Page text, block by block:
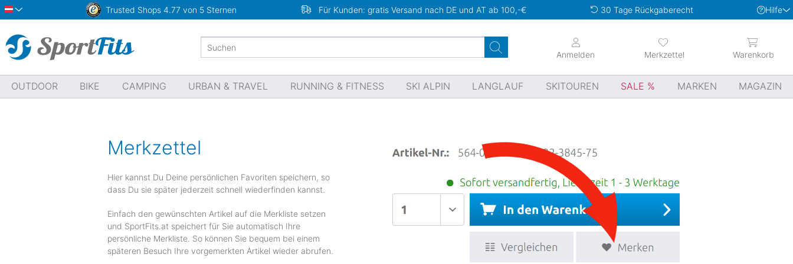
Österreich Trusted Shops 4.77 von 5 Sternen Für Kunden: gratis Versand nach DE und AT ab 100,-€ 30 Tage Rückgaberecht Hilfe
Merkzettel
Anmelden Warenkorb
OUTDOOR BIKE CAMPING URBAN & TRAVEL RUNNING & FITNESS SKI ALPIN LANGLAUF SKITOUREN SALE MARKEN MAGAZIN
Merkzettel
Hier kannst Du Deine persönlichen Favoriten speichern, so
dass Du sie später jederzeit schnell wiederfinden kannst.
Einfach den gewünschten Artikel auf die Merkliste setzen
und SportFits.at speichert für Sie automatisch Ihre
persönliche Merkliste. So können Sie bequem bei einem
späteren Besuch Ihre vorgemerkten Artikel wieder abrufen.